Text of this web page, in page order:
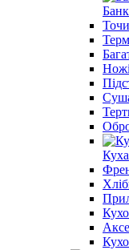
Ножі